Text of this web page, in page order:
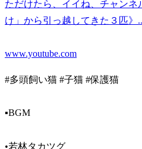
ただけたら、イイね、チャン
け」から引っ越してきた３匹》
www.youtube.com
#多頭飼い猫 #子猫 #保護猫
▪️BGM
•若林タカツグ